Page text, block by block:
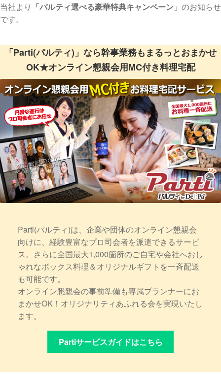
当社より 「パルティ選べる豪華特典キャンペーン」 のお知らせ
です。
「Parti(パルティ)」なら幹事業務もまるっとおまかせ
OK★オンライン懇親会用MC付き料理宅配
Parti(パルティ)は、企業や団体のオンライン懇親会
向けに、経験豊富なプロ司会者を派遣できるサービ
ス。さらに全国最大1,000箇所のご自宅や会社へおし
ゃれなボックス料理＆オリジナルギフトを一斉配送
も可能です。
オンライン懇親会の事前準備も専属プランナーにお
まかせOK！オリジナリティあふれる会を実現いたし
ます。
Partiサービスガイドはこちら